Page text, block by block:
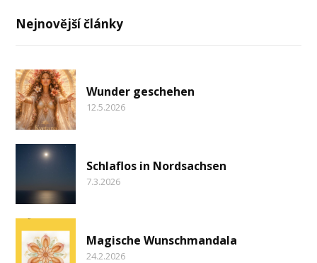
Nejnovější články
Wunder geschehen
12.5.2026
Schlaflos in Nordsachsen
7.3.2026
Magische Wunschmandala
24.2.2026